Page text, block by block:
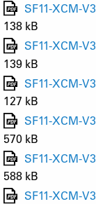
SF11-XCM-
138 kB
SF11-XCM-
139 kB
SF11-XCM-
127 kB
SF11-XCM-
570 kB
SF11-XCM-
588 kB
SF11-XCM-